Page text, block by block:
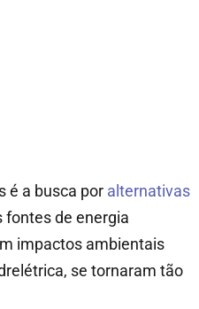
é a busca por alternativas
fontes de energia
impactos ambientais
se tornaram tão